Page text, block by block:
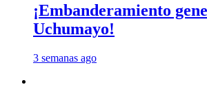
¡Embanderamiento
Uchumayo!
3 semanas ago